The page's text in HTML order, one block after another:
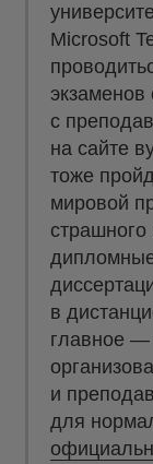
Microsoft
экзаменов
с
на сайте
тоже
мировой
в
главное —
и
для